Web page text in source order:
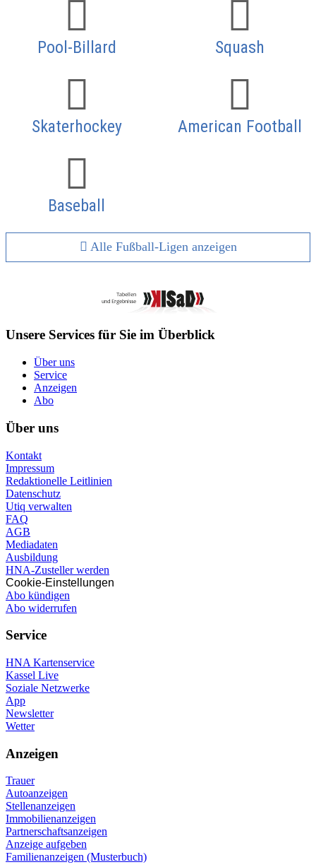
Pool-Billard Squash
Skaterhockey American Football
Baseball
Alle Fußball-Ligen anzeigen
Unsere Services für Sie im Überblick
Über uns
Service
Anzeigen
Abo
Über uns
Kontakt
Impressum
Redaktionelle Leitlinien
Datenschutz
Utiq verwalten
FAQ
AGB
Mediadaten
Ausbildung
HNA-Zusteller werden
Cookie-Einstellungen
Abo kündigen
Abo widerrufen
Service
HNA Kartenservice
Kassel Live
Soziale Netzwerke
App
Newsletter
Wetter
Anzeigen
Trauer
Autoanzeigen
Stellenanzeigen
Immobilienanzeigen
Partnerschaftsanzeigen
Anzeige aufgeben
Familienanzeigen (Musterbuch)